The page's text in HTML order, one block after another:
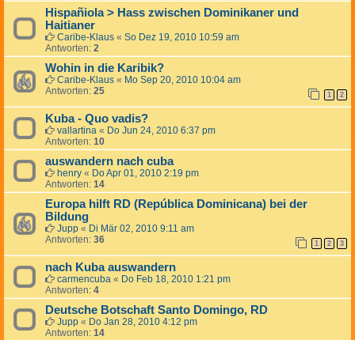
Hispañiola > Hass zwischen Dominikaner und
Haitianer
Caribe-Klaus « So Dez 19, 2010 10:59 am
Antworten: 2
Wohin in die Karibik?
Caribe-Klaus « Mo Sep 20, 2010 10:04 am
Antworten: 25 1 2
Kuba - Quo vadis?
vallartina « Do Jun 24, 2010 6:37 pm
Antworten: 10
auswandern nach cuba
henry « Do Apr 01, 2010 2:19 pm
Antworten: 14
Europa hilft RD (República Dominicana) bei der
Bildung
Jupp « Di Mär 02, 2010 9:11 am
Antworten: 36 1 2 3
nach Kuba auswandern
carmencuba « Do Feb 18, 2010 1:21 pm
Antworten: 4
Deutsche Botschaft Santo Domingo, RD
Jupp « Do Jan 28, 2010 4:12 pm
Antworten: 14